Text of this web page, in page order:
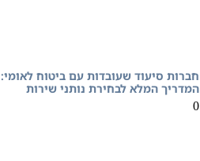
חברות סיעוד שעובדות עם ביטוח לאומי:
המדריך המלא לבחירת נותני שירות